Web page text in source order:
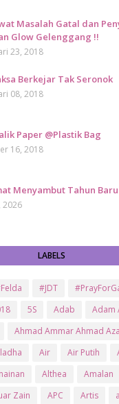
Masalah Gatal dan
Glow Gelenggang !!
23, 2018
Berkejar Tak Seronok
08, 2018
Paper @Plastik Bag
16, 2018
Menyambut Tahun
2026
LABELS
#JDT
5S Adab Adam
Ahmad Ammar Ahmad
Air Air Putih
Althea Amalan
Zain APC Artis